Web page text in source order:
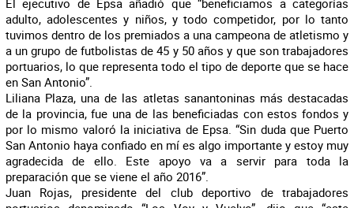
El ejecutivo de Epsa añadió que “beneficiamos a categorías
adulto, adolescentes y niños, y todo competidor, por lo tanto
tuvimos dentro de los premiados a una campeona de atletismo y
a un grupo de futbolistas de 45 y 50 años y que son trabajadores
portuarios, lo que representa todo el tipo de deporte que se hace
en San Antonio”.
Liliana Plaza, una de las atletas sanantoninas más destacadas
de la provincia, fue una de las beneficiadas con estos fondos y
por lo mismo valoró la iniciativa de Epsa. “Sin duda que Puerto
San Antonio haya confiado en mí es algo importante y estoy muy
agradecida de ello. Este apoyo va a servir para toda la
preparación que se viene el año 2016”.
Juan Rojas, presidente del club deportivo de trabajadores